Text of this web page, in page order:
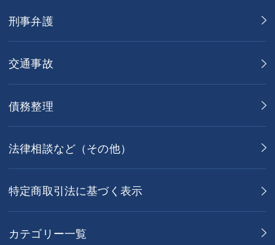
刑事弁護
交通事故
債務整理
法律相談など（その他）
特定商取引法に基づく表示
カテゴリー一覧